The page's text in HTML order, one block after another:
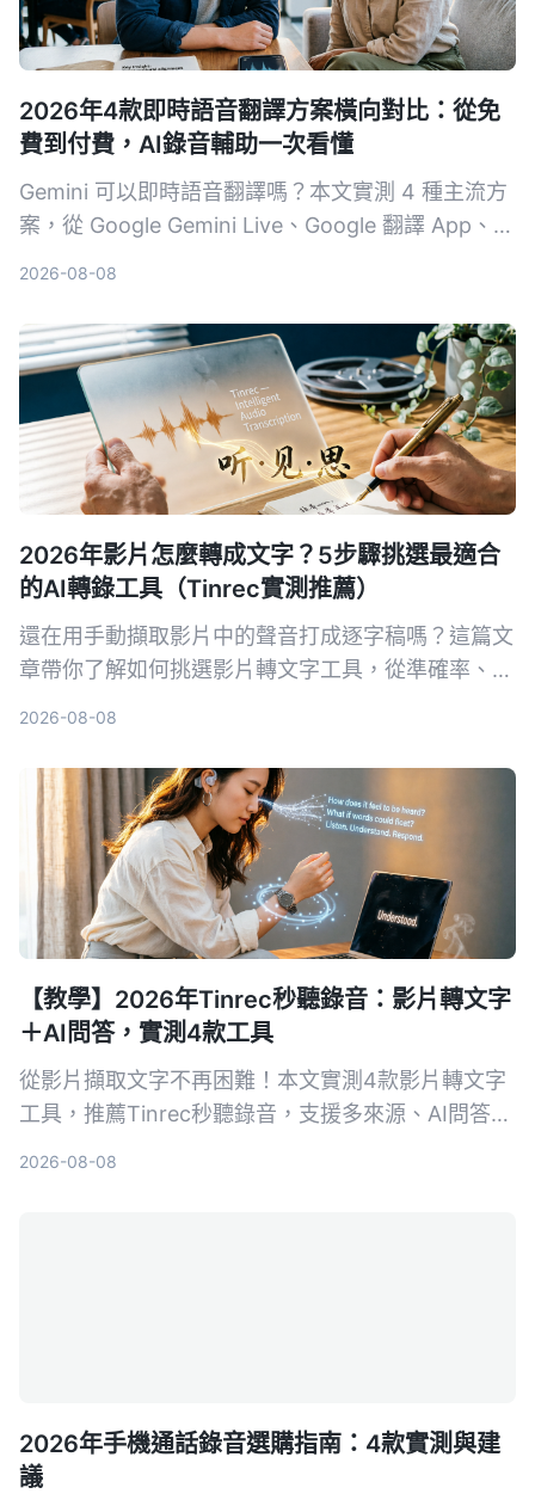
2026年4款即時語音翻譯方案橫向對比：從免
費到付費，AI錄音輔助一次看懂
Gemini 可以即時語音翻譯嗎？本文實測 4 種主流方
案，從 Google Gemini Live、Google 翻譯 App、第
語言溝通組合。
2026-08-08
2026年影片怎麼轉成文字？5步驟挑選最適合
的AI轉錄工具（Tinrec實測推薦）
還在用手動擷取影片中的聲音打成逐字稿嗎？這篇文
章帶你了解如何挑選影片轉文字工具，從準確率、AI
2026-08-08
【教學】2026年Tinrec秒聽錄音：影片轉文字
＋AI問答，實測4款工具
從影片擷取文字不再困難！本文實測4款影片轉文字
工具，推薦Tinrec秒聽錄音，支援多來源、AI問答與
2026-08-08
2026年手機通話錄音選購指南：4款實測與建
議